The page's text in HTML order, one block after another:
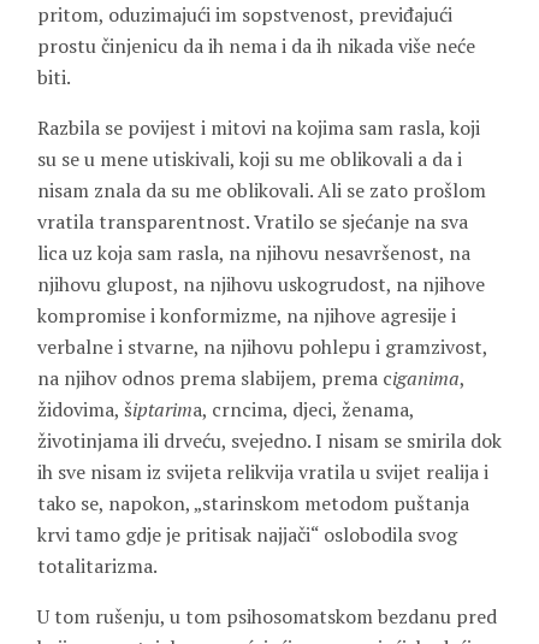
pritom, oduzimajući im sopstvenost, previđajući
prostu činjenicu da ih nema i da ih nikada više neće
biti.
Razbila se povijest i mitovi na kojima sam rasla, koji
su se u mene utiskivali, koji su me oblikovali a da i
nisam znala da su me oblikovali. Ali se zato prošlom
vratila transparentnost. Vratilo se sjećanje na sva
lica uz koja sam rasla, na njihovu nesavršenost, na
njihovu glupost, na njihovu uskogrudost, na njihove
kompromise i konformizme, na njihove agresije i
verbalne i stvarne, na njihovu pohlepu i gramzivost,
na njihov odnos prema slabijem, prema ciganima,
židovima, šiptarima, crncima, djeci, ženama,
životinjama ili drveću, svejedno. I nisam se smirila dok
ih sve nisam iz svijeta relikvija vratila u svijet realija i
tako se, napokon, „starinskom metodom puštanja
krvi tamo gdje je pritisak najjači“ oslobodila svog
totalitarizma.
U tom rušenju, u tom psihosomatskom bezdanu pred